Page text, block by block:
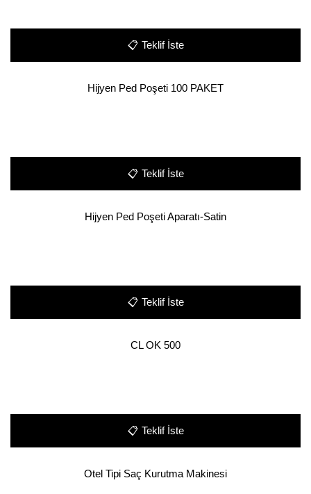
📋 Teklif İste
Hijyen Ped Poşeti 100 PAKET
📋 Teklif İste
Hijyen Ped Poşeti Aparatı-Satin
📋 Teklif İste
CL OK 500
📋 Teklif İste
Otel Tipi Saç Kurutma Makinesi